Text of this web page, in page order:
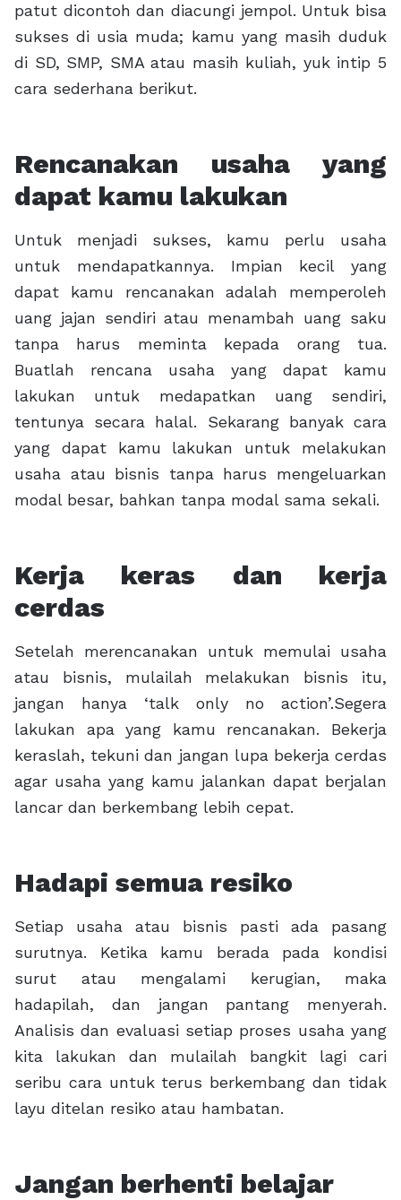
patut dicontoh dan diacungi jempol. Untuk bisa
sukses di usia muda; kamu yang masih duduk
di SD, SMP, SMA atau masih kuliah, yuk intip 5
cara sederhana berikut.
Rencanakan usaha yang
dapat kamu lakukan
Untuk menjadi sukses, kamu perlu usaha
untuk mendapatkannya. Impian kecil yang
dapat kamu rencanakan adalah memperoleh
uang jajan sendiri atau menambah uang saku
tanpa harus meminta kepada orang tua.
Buatlah rencana usaha yang dapat kamu
lakukan untuk medapatkan uang sendiri,
tentunya secara halal. Sekarang banyak cara
yang dapat kamu lakukan untuk melakukan
usaha atau bisnis tanpa harus mengeluarkan
modal besar, bahkan tanpa modal sama sekali.
Kerja keras dan kerja
cerdas
Setelah merencanakan untuk memulai usaha
atau bisnis, mulailah melakukan bisnis itu,
jangan hanya ‘talk only no action’.Segera
lakukan apa yang kamu rencanakan. Bekerja
keraslah, tekuni dan jangan lupa bekerja cerdas
agar usaha yang kamu jalankan dapat berjalan
lancar dan berkembang lebih cepat.
Hadapi semua resiko
Setiap usaha atau bisnis pasti ada pasang
surutnya. Ketika kamu berada pada kondisi
surut atau mengalami kerugian, maka
hadapilah, dan jangan pantang menyerah.
Analisis dan evaluasi setiap proses usaha yang
kita lakukan dan mulailah bangkit lagi cari
seribu cara untuk terus berkembang dan tidak
layu ditelan resiko atau hambatan.
Jangan berhenti belajar